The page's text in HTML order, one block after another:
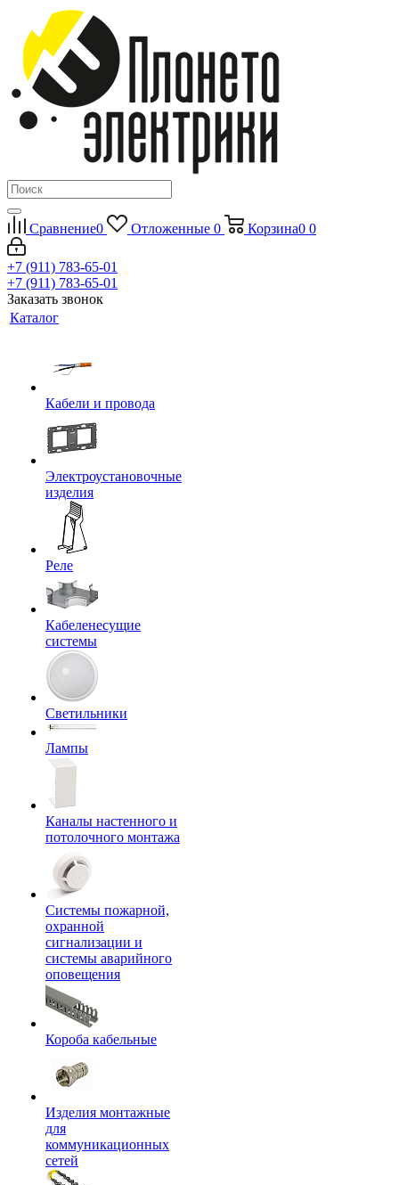
Сравнение0 Отложенные 0 Корзина0 0
+7 (911) 783-65-01
+7 (911) 783-65-01
Заказать звонок
Каталог
Кабели и провода
Электроустановочные
изделия
Реле
Кабеленесущие
системы
Светильники
Лампы
Каналы настенного и
потолочного монтажа
Системы пожарной,
охранной
сигнализации и
системы аварийного
оповещения
Короба кабельные
Изделия монтажные
для
коммуникационных
сетей